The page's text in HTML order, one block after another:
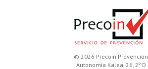
© 2026 Precoin Prevención
Autonomia Kalea, 26, 2º D